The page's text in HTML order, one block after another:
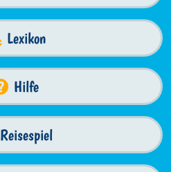
Lexikon
Hilfe
Reisespiel